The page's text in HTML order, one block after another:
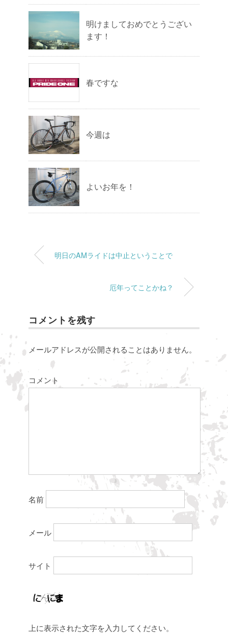
明けましておめでとうござい
ます！
春ですな
今週は
よいお年を！
明日のAMライドは中止ということで
厄年ってことかね？
コメントを残す
メールアドレスが公開されることはありません。
コメント
名前
メール
サイト
上に表示された文字を入力してください。